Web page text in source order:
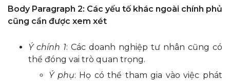
Body Paragraph 2: Các yếu tố khác ngoài chính phủ
cũng cần được xem xét
Ý chính 1: Các doanh nghiệp tư nhân cũng có
thể đóng vai trò quan trọng.
Ý phụ: Họ có thể tham gia vào việc phát